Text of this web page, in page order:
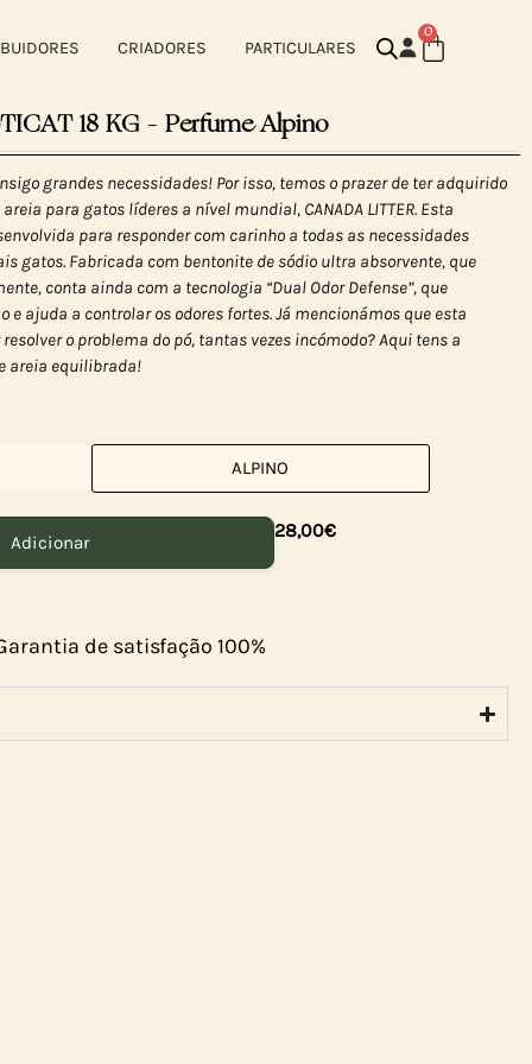
CRIADORES PARTICULARES
0
18 KG – Perfume Alpino
grandes necessidades! Por isso, temos o prazer de ter adquirido
para gatos líderes a nível mundial, CANADA LITTER. Esta
para responder com carinho a todas as necessidades
gatos. Fabricada com bentonite de sódio ultra absorvente, que
conta ainda com a tecnologia “Dual Odor Defense”, que
e ajuda a controlar os odores fortes. Já mencionámos que esta
o problema do pó, tantas vezes incómodo? Aqui tens a
areia equilibrada!
ALPINO
Adicionar
28,00€
de satisfação 100%